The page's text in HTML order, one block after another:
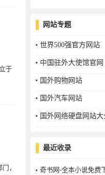
于
，
网站专题
世界500强官方网站
中国驻外大使馆官网
国外购物网站
国外汽车网站
国外网络硬盘网站大
最近收录
奇书网-全本小说免费